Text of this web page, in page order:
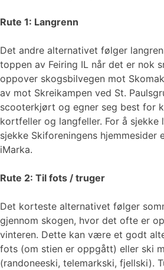
Rute 1: Langrenn
Det andre alternativet følger
toppen av Feiring IL når det er nok
oppover skogsbilvegen mot
av mot Skreikampen ved St.
scooterkjørt og egner seg best for
kortfeller og langfeller. For å sjekke
sjekke Skiforeningens hjemmesider
iMarka.
Rute 2: Til fots / truger
Det korteste alternativet følger
gjennom skogen, hvor det ofte er
vinteren. Dette kan være et godt
fots (om stien er oppgått) eller ski
(randoneeski, telemarkski, fjellski).